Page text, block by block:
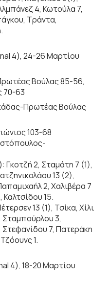
4, Κωτούλα 7,
Τράντα,
4), 24-26 Μαρτίου
Βούλας 85-56,
70-63
Πρωτέας Βούλας
103-68
Γκοτζή 2, Σταμάτη 7 (1),
13 (2),
2, Χαλιβέρα 7
15.
13 (1), Τσίκα, Χίλι
3,
7, Πατεράκη
1.
4), 18-20 Μαρτίου